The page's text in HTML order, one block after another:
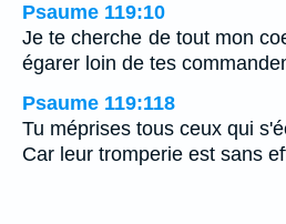
Psaume 119:10
Je te cherche de tout mon
égarer loin de tes
Psaume 119:118
Tu méprises tous ceux qui
Car leur tromperie est sans